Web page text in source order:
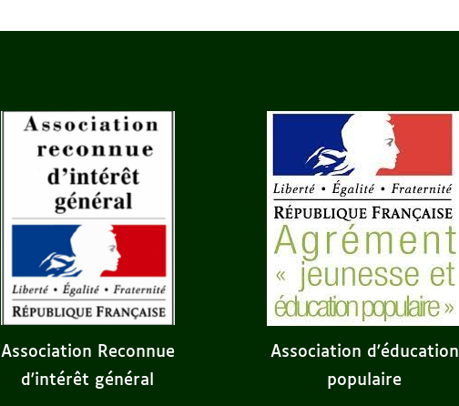
Association Reconnue
d'intérêt général
Association d'éducation
populaire